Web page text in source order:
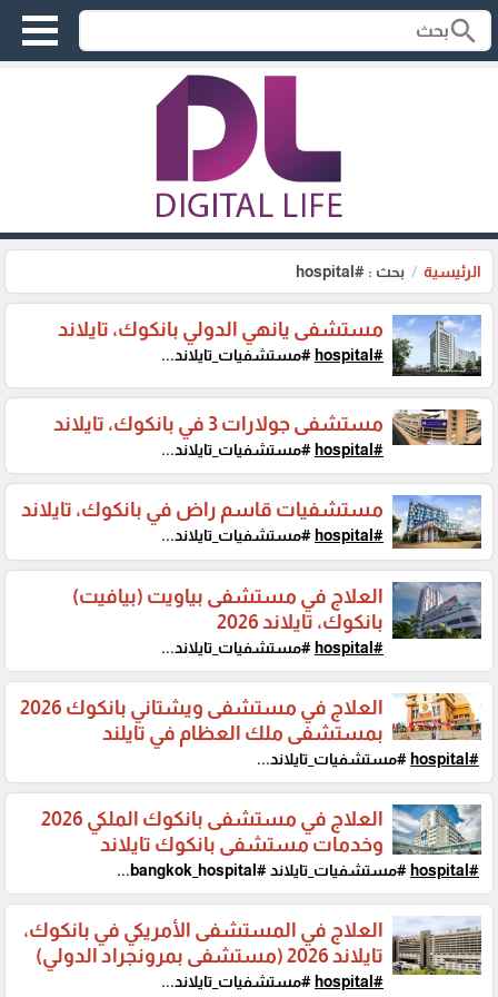
search
الرئيسية بحث : #hospital
مستشفى يانهي الدولي بانكوك، تايلاند
#hospital #مستشفيات_تايلاند...
مستشفى جولارات 3 في بانكوك، تايلاند
#hospital #مستشفيات_تايلاند...
مستشفيات قاسم راض في بانكوك، تايلاند
#hospital #مستشفيات_تايلاند...
العلاج في مستشفى بياويت (بيافيت)
بانكوك، تايلاند 2026
#hospital #مستشفيات_تايلاند...
العلاج في مستشفى ويشتاني بانكوك 2026
بمستشفى ملك العظام في تايلند
#hospital #مستشفيات_تايلاند...
العلاج في مستشفى بانكوك الملكي 2026
وخدمات مستشفى بانكوك تايلاند
#hospital #مستشفيات_تايلاند #bangkok_hospital...
العلاج في المستشفى الأمريكي في بانكوك،
تايلاند 2026 (مستشفى بمرونجراد الدولي)
#hospital #مستشفيات_تايلاند...